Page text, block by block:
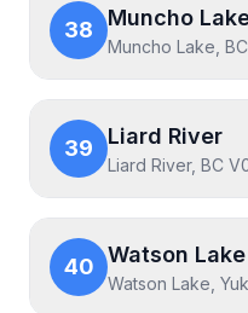
38 Muncho
Muncho Lake,
39 Liard River
Liard River, BC
40 Watson Lake
Watson Lake,